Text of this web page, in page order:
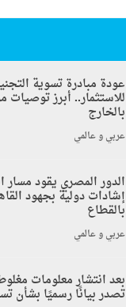
عودة مبادرة تسوية
للاستثمار.. أبرز توصيات
بالخارج
عربي و عالمي
الدور المصري يقود مسار
إشادات دولية بجهود
بالقطاع
عربي و عالمي
بعد انتشار معلومات
تصدر بيانًا رسميًا بشأن